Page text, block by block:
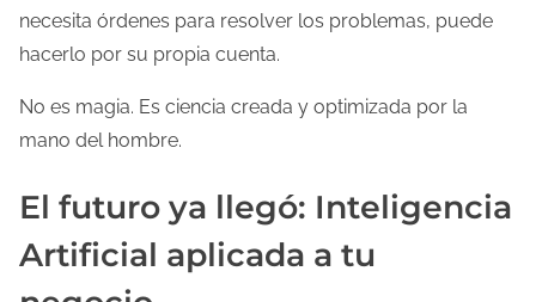
necesita órdenes para resolver los problemas, puede
hacerlo por su propia cuenta.
No es magia. Es ciencia creada y optimizada por la
mano del hombre.
El futuro ya llegó: Inteligencia
Artificial aplicada a tu